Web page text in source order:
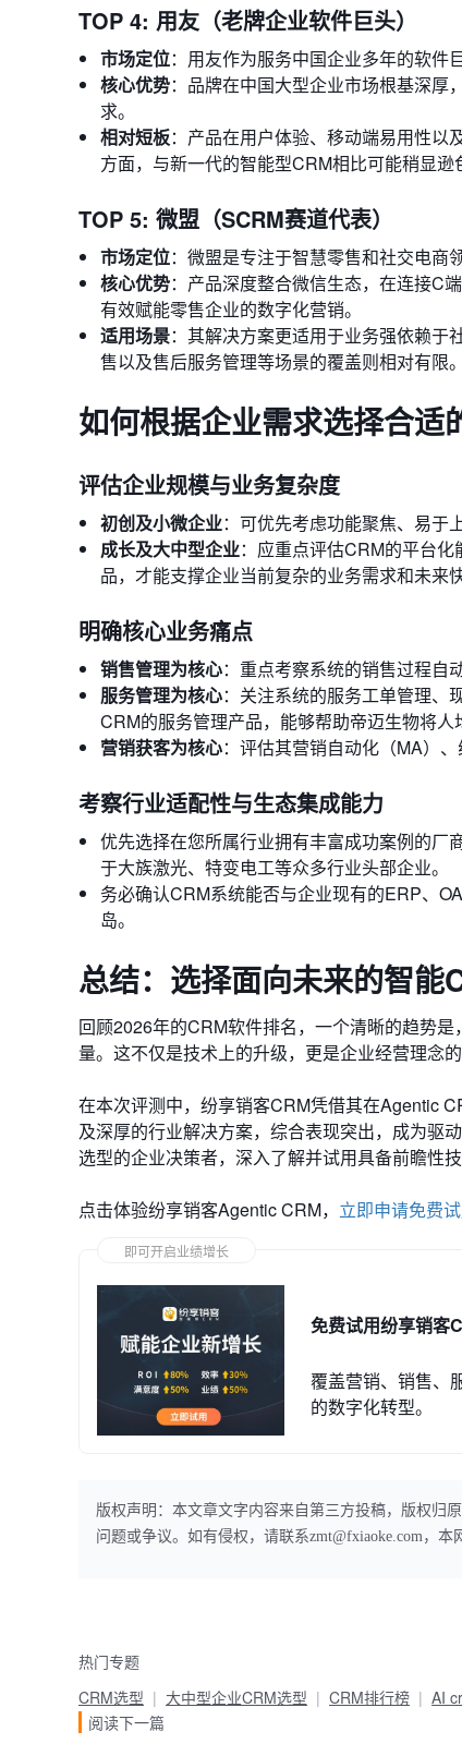
TOP 4: 用友（老牌企业软件巨头）
市场定位：用友作为服务中国企业多年的软件
核心优势：品牌在中国大型企业市场根基深
求。
相对短板：产品在用户体验、移动端易用性
方面，与新一代的智能型CRM相比可能稍显逊
TOP 5: 微盟（SCRM赛道代表）
市场定位：微盟是专注于智慧零售和社交电商
核心优势：产品深度整合微信生态，在连接C
有效赋能零售企业的数字化营销。
适用场景：其解决方案更适用于业务强依赖
售以及售后服务管理等场景的覆盖则相对有限。
如何根据企业需求选择合适
评估企业规模与业务复杂度
初创及小微企业：可优先考虑功能聚焦、易于
成长及大中型企业：应重点评估CRM的平台
品，才能支撑企业当前复杂的业务需求和未来
明确核心业务痛点
销售管理为核心：重点考察系统的销售过程自
服务管理为核心：关注系统的服务工单管理、
CRM的服务管理产品，能够帮助帝迈生物将人
营销获客为核心：评估其营销自动化（MA）
考察行业适配性与生态集成能力
优先选择在您所属行业拥有丰富成功案例的厂
于大族激光、特变电工等众多行业头部企业。
务必确认CRM系统能否与企业现有的ERP、
岛。
总结：选择面向未来的智能
回顾2026年的CRM软件排名，一个清晰的趋势
量。这不仅是技术上的升级，更是企业经营理念的
在本次评测中，纷享销客CRM凭借其在Agentic
及深厚的行业解决方案，综合表现突出，成为驱
选型的企业决策者，深入了解并试用具备前瞻性
点击体验纷享销客Agentic CRM， 立即申请免费
即可开启业绩增长
免费试用纷享销客
覆盖营销、销售、
的数字化转型。
版权声明：本文章文字内容来自第三方投稿，版权归
问题或争议。如有侵权，请联系zmt@fxiaoke.com，
热门专题
CRM选型
大中型企业CRM选型 CRM排行榜 AI
阅读下一篇